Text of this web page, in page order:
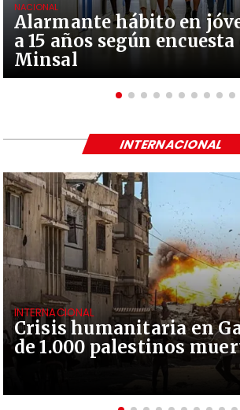
Alarmante hábito en
a 15 años según encuesta
Minsal
NACIONAL
Crisis humanitaria en
de 1.000 palestinos
INTERNACIONAL
INTERNACIONAL